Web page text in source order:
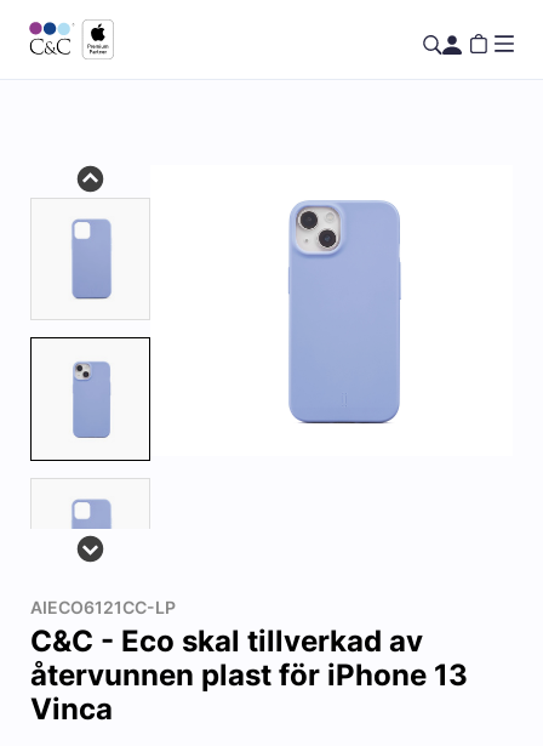
AIECO6121CC-LP
C&C - Eco skal tillverkad av
återvunnen plast för iPhone 13
Vinca